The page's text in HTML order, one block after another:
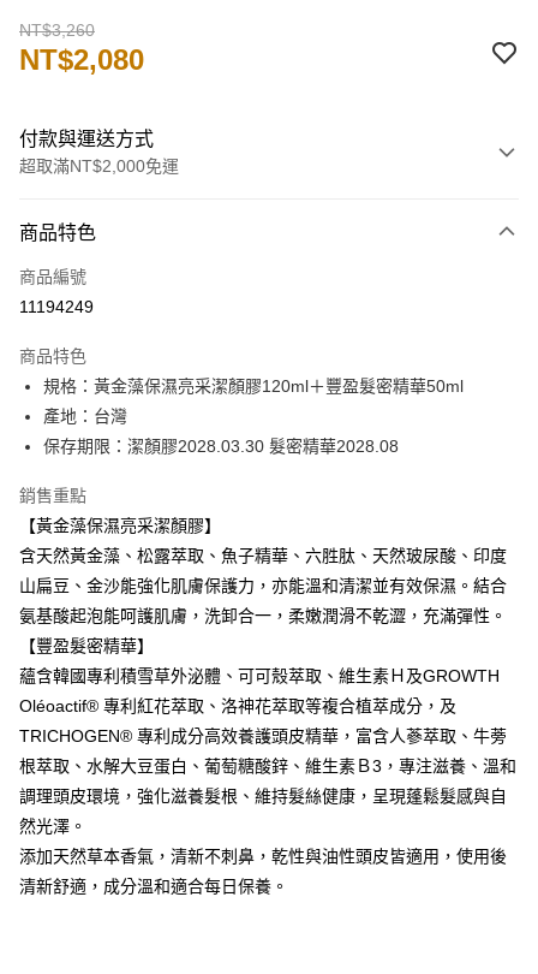
NT$3,260
NT$2,080
付款與運送方式
超取滿NT$2,000免運
信用卡一次付款
信用卡分期付款
合作金庫商業銀行
華南商業銀行
彰化商業銀行
上海商業儲蓄銀行
國泰世華商業銀行
兆豐國際商業銀行
匯豐（台灣）商業銀行
聯邦商業銀行
元大商業銀行
永豐商業銀行
台新國際商業銀行
中國信託商業銀行
台灣樂天信用卡公司
6 期 0 利率 每期
華南商業銀行
上海商業儲蓄銀行
台北富邦商業銀行
臺灣中小企業銀行
匯豐（台灣）商業銀行
聯邦商業銀行
遠東國際商業銀行
元大商業銀行
永豐商業銀行
玉山商業銀行
星展（台灣）商業銀行
台灣樂天信用卡公司
超商取貨付款
LINE Pay
Apple Pay
街口支付
悠遊付
全盈+PAY
運送方式
全家取貨付款
每筆NT$80，滿NT$2,000(含以上)免運費
付款後全家取貨
商品特色
商品編號
11194249
商品特色
規格：黃金藻保濕亮采潔顏膠120ml＋豐盈髮密精華50ml
產地：台灣
保存期限：潔顏膠2028.03.30 髮密精華2028.08
銷售重點
【黃金藻保濕亮采潔顏膠】
含天然黃金藻、松露萃取、魚子精華、六胜肽、天然玻尿酸、印度
山扁豆、金沙能強化肌膚保護力，亦能溫和清潔並有效保濕。結合
氨基酸起泡能呵護肌膚，洗卸合一，柔嫩潤滑不乾澀，充滿彈性。
【豐盈髮密精華】
蘊含韓國專利積雪草外泌體、可可殼萃取、維生素Ｈ及GROWTH
Oléoactif® 專利紅花萃取、洛神花萃取等複合植萃成分，及
TRICHOGEN® 專利成分高效養護頭皮精華，富含人蔘萃取、牛蒡
根萃取、水解大豆蛋白、葡萄糖酸鋅、維生素Ｂ3，專注滋養、溫和
調理頭皮環境，強化滋養髮根、維持髮絲健康，呈現蓬鬆髮感與自
然光澤。
添加天然草本香氣，清新不刺鼻，乾性與油性頭皮皆適用，使用後
清新舒適，成分溫和適合每日保養。